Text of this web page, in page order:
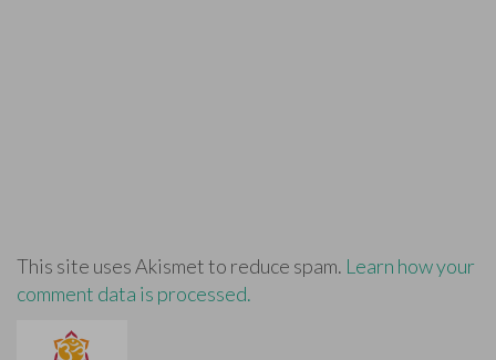
This site uses Akismet to reduce spam. Learn how your
comment data is processed.